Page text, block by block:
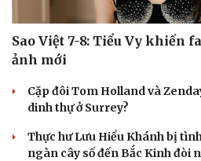
Sao Việt 7-8: Tiểu Vy khiến
ảnh mới
Cặp đôi Tom Holland và
dinh thự ở Surrey?
Thực hư Lưu Hiểu Khánh bị
ngàn cây số đến Bắc Kinh đòi